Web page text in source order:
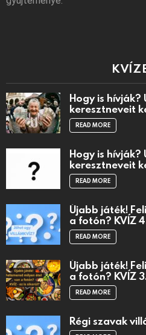
Hogy is
keresztneveit
READ MORE
Hogy is
keresztneveit
READ MORE
Újabb játék!
a fotón? KVÍZ
READ MORE
Újabb játék!
a fotón? KVÍZ
READ MORE
Régi szavak